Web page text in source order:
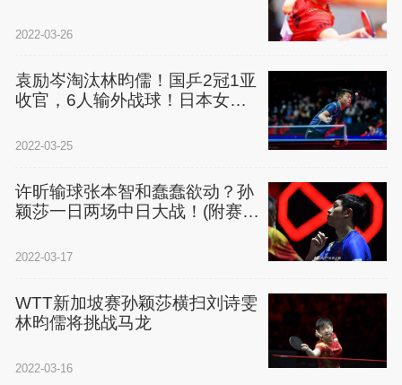
2022-03-26
袁励岑淘汰林昀儒！国乒2冠1亚
收官，6人输外战球！日本女双
2022-03-25
许昕输球张本智和蠢蠢欲动？孙
颖莎一日两场中日大战！(附赛
2022-03-17
WTT新加坡赛孙颖莎横扫刘诗雯
林昀儒将挑战马龙
2022-03-16